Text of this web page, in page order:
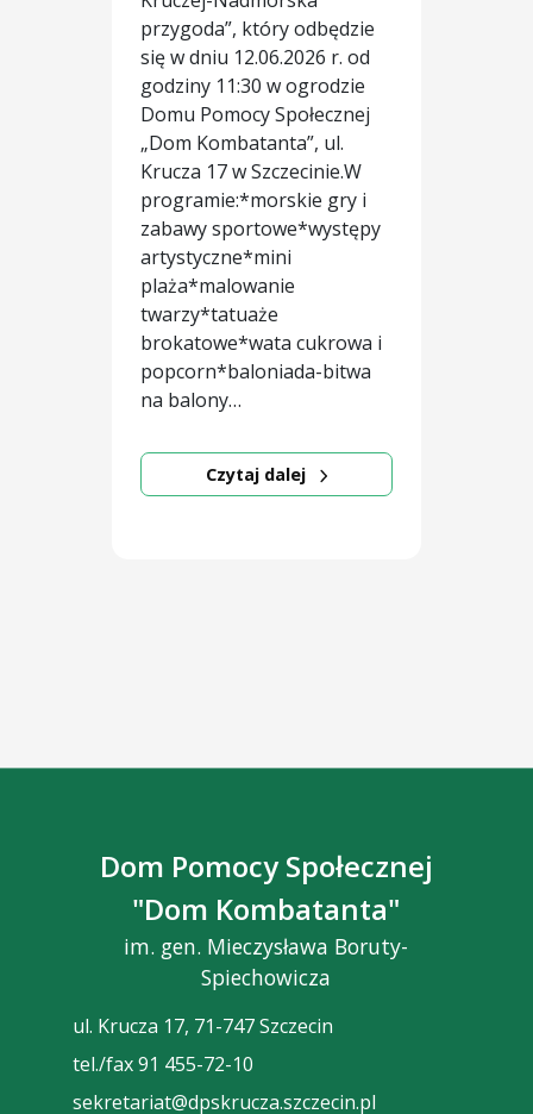
przygoda”, który odbędzie
się w dniu 12.06.2026 r. od
godziny 11:30 w ogrodzie
Domu Pomocy Społecznej
„Dom Kombatanta”, ul.
Krucza 17 w Szczecinie.W
programie:*morskie gry i
zabawy sportowe*występy
artystyczne*mini
plaża*malowanie
twarzy*tatuaże
brokatowe*wata cukrowa i
popcorn*baloniada-bitwa
na balony…
Czytaj dalej
Dom Pomocy Społecznej
"Dom Kombatanta"
im. gen. Mieczysława Boruty-
Spiechowicza
ul. Krucza 17, 71-747 Szczecin
tel./fax 91 455-72-10
sekretariat@dpskrucza.szczecin.pl